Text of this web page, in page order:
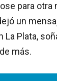
para otra
un
La Plata,
más.